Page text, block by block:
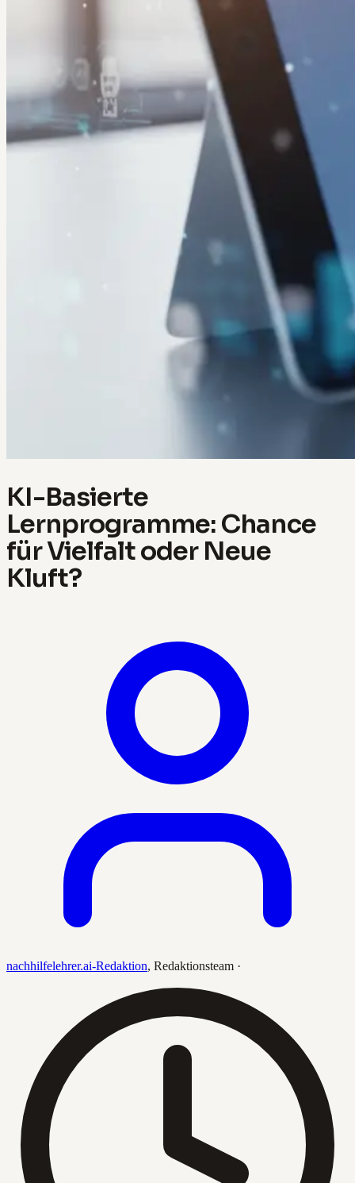
KI-Basierte
Lernprogramme: Chance
für Vielfalt oder Neue
Kluft?
nachhilfelehrer.ai-Redaktion, Redaktionsteam ·